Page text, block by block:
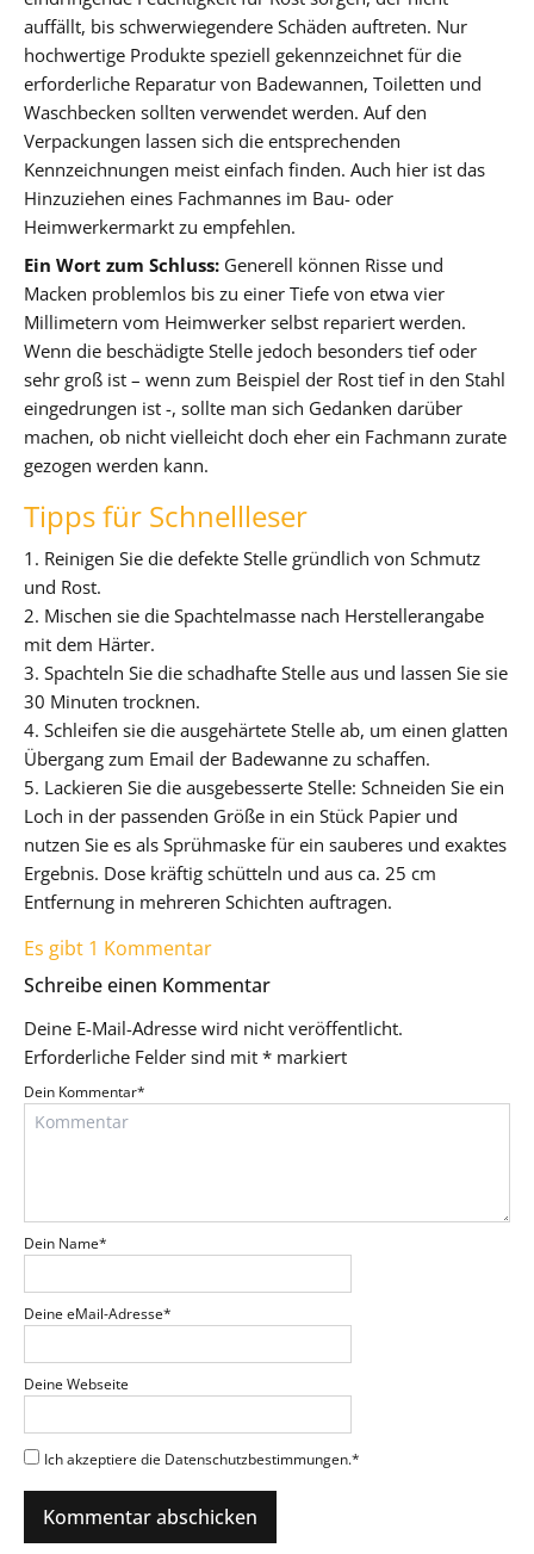
auffällt, bis schwerwiegendere Schäden auftreten. Nur
hochwertige Produkte speziell gekennzeichnet für die
erforderliche Reparatur von Badewannen, Toiletten und
Waschbecken sollten verwendet werden. Auf den
Verpackungen lassen sich die entsprechenden
Kennzeichnungen meist einfach finden. Auch hier ist das
Hinzuziehen eines Fachmannes im Bau- oder
Heimwerkermarkt zu empfehlen.
Ein Wort zum Schluss: Generell können Risse und
Macken problemlos bis zu einer Tiefe von etwa vier
Millimetern vom Heimwerker selbst repariert werden.
Wenn die beschädigte Stelle jedoch besonders tief oder
sehr groß ist – wenn zum Beispiel der Rost tief in den Stahl
eingedrungen ist -, sollte man sich Gedanken darüber
machen, ob nicht vielleicht doch eher ein Fachmann zurate
gezogen werden kann.
Tipps für Schnellleser
1. Reinigen Sie die defekte Stelle gründlich von Schmutz
und Rost.
2. Mischen sie die Spachtelmasse nach Herstellerangabe
mit dem Härter.
3. Spachteln Sie die schadhafte Stelle aus und lassen Sie sie
30 Minuten trocknen.
4. Schleifen sie die ausgehärtete Stelle ab, um einen glatten
Übergang zum Email der Badewanne zu schaffen.
5. Lackieren Sie die ausgebesserte Stelle: Schneiden Sie ein
Loch in der passenden Größe in ein Stück Papier und
nutzen Sie es als Sprühmaske für ein sauberes und exaktes
Ergebnis. Dose kräftig schütteln und aus ca. 25 cm
Entfernung in mehreren Schichten auftragen.
Es gibt 1 Kommentar
Schreibe einen Kommentar
Deine E-Mail-Adresse wird nicht veröffentlicht.
Erforderliche Felder sind mit * markiert
Dein Kommentar*
Dein Name*
Deine eMail-Adresse*
Deine Webseite
Ich akzeptiere die Datenschutzbestimmungen.*